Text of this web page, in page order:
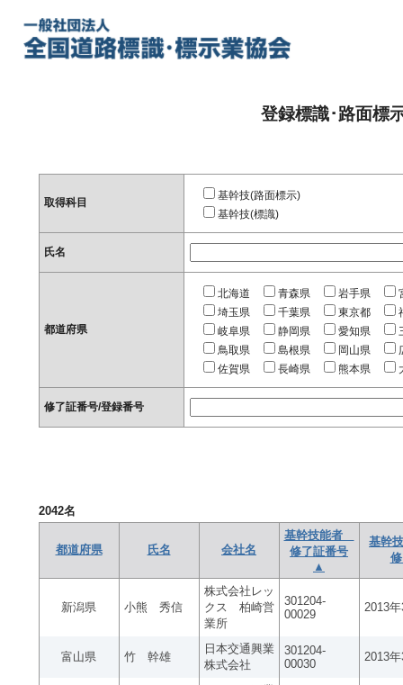
登録標識･路面標
取得科目
基幹技(路面標示)
基幹技(標識)
氏名
都道府県
北海道 青森県 岩手県
埼玉県
千葉県 東京都
岐阜県
静岡県 愛知県
鳥取県
島根県 岡山県
佐賀県
長崎県 熊本県
修了証番号/登録番号
2042名
都道府県 氏名 会社名
基幹技能者
修了証番号
▲
基幹
新潟県 小熊 秀信
株式会社レッ
クス 柏崎営
業所
301204-
00029
2013
富山県 竹 幹雄
日本交通興業
株式会社
301204-
00030
2013